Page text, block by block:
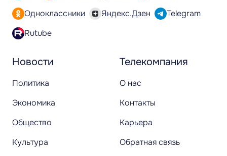
Новости
Политика
Экономика
Общество
Культура
Телекомпания
О нас
Контакты
Карьера
Обратная связь
Одноклассники
Яндекс.Дзен
Telegram
Rutube